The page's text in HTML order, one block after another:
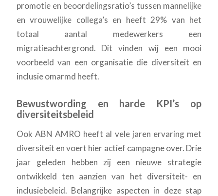
promotie en beoordelingsratio’s tussen mannelijke
en vrouwelijke collega’s en heeft 29% van het
totaal aantal medewerkers een
migratieachtergrond. Dit vinden wij een mooi
voorbeeld van een organisatie die diversiteit en
inclusie omarmd heeft.
Bewustwording en harde KPI’s op
diversiteitsbeleid
Ook ABN AMRO heeft al vele jaren ervaring met
diversiteit en voert hier actief campagne over. Drie
jaar geleden hebben zij een nieuwe strategie
ontwikkeld ten aanzien van het diversiteit- en
inclusiebeleid. Belangrijke aspecten in deze stap